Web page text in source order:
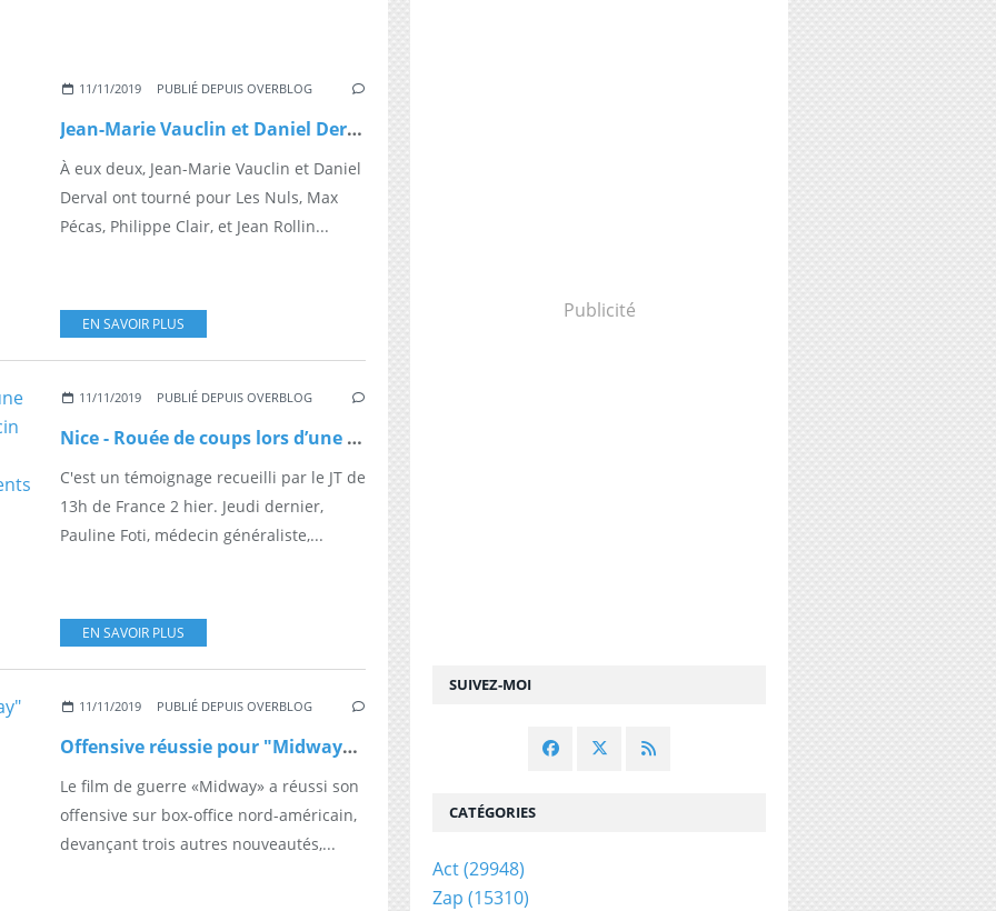
11/11/2019 PUBLIÉ DEPUIS OVERBLOG
Jean-Marie Vauclin et Daniel Derval, stars de la comédie franchouillarde
À eux deux, Jean-Marie Vauclin et Daniel
Derval ont tourné pour Les Nuls, Max
Pécas, Philippe Clair, et Jean Rollin...
EN SAVOIR PLUS
11/11/2019 PUBLIÉ DEPUIS OVERBLOG
Nice - Rouée de coups lors d’une consultation, une femme médecin témoigne : « On ne peut pas accepter d'aller soigner les patients avec la boule au ventre »
C'est un témoignage recueilli par le JT de
13h de France 2 hier. Jeudi dernier,
Pauline Foti, médecin généraliste,...
EN SAVOIR PLUS
11/11/2019 PUBLIÉ DEPUIS OVERBLOG
Offensive réussie pour "Midway" au box-office nord-américain
Le film de guerre «Midway» a réussi son
offensive sur box-office nord-américain,
devançant trois autres nouveautés,...
SUIVEZ-MOI
Publicité
CATÉGORIES
Act(29948)
Zap (15310)